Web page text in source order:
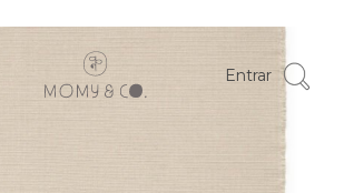
Entrar